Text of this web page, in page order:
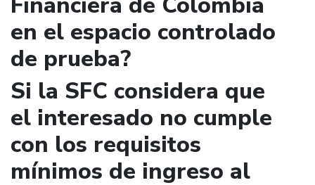
en el espacio controlado
de prueba?
Si la SFC considera que
el interesado no cumple
con los requisitos
mínimos de ingreso al